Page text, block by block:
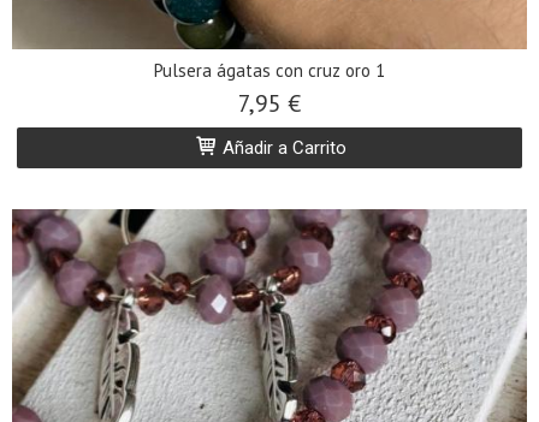
Pulsera ágatas con cruz oro 1
7,95 €
Añadir a Carrito